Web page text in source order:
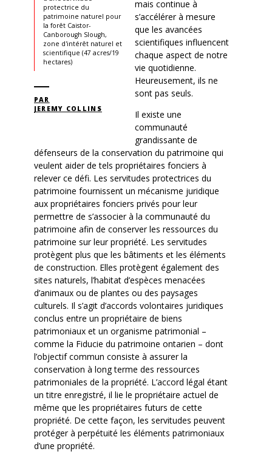
protectrice du
patrimoine naturel pour
la forêt Caistor-
Canborough Slough,
zone d'intérêt naturel et
scientifique (47 acres/19
hectares)
PAR
JEREMY COLLINS
mais continue à
s’accélérer à mesure
que les avancées
scientifiques influencent
chaque aspect de notre
vie quotidienne.
Heureusement, ils ne
sont pas seuls.
Il existe une
communauté
grandissante de
défenseurs de la conservation du patrimoine qui
veulent aider de tels propriétaires fonciers à
relever ce défi. Les servitudes protectrices du
patrimoine fournissent un mécanisme juridique
aux propriétaires fonciers privés pour leur
permettre de s’associer à la communauté du
patrimoine afin de conserver les ressources du
patrimoine sur leur propriété. Les servitudes
protègent plus que les bâtiments et les éléments
de construction. Elles protègent également des
sites naturels, l’habitat d’espèces menacées
d’animaux ou de plantes ou des paysages
culturels. Il s’agit d’accords volontaires juridiques
conclus entre un propriétaire de biens
patrimoniaux et un organisme patrimonial –
comme la Fiducie du patrimoine ontarien – dont
l’objectif commun consiste à assurer la
conservation à long terme des ressources
patrimoniales de la propriété. L’accord légal étant
un titre enregistré, il lie le propriétaire actuel de
même que les propriétaires futurs de cette
propriété. De cette façon, les servitudes peuvent
protéger à perpétuité les éléments patrimoniaux
d’une propriété.